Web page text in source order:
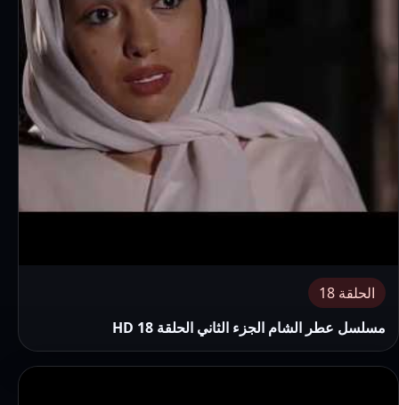
الحلقة 18
مسلسل عطر الشام الجزء الثاني الحلقة 18 HD